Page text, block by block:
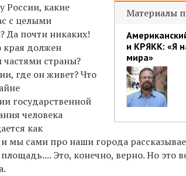
Материалы
и КРЯКК: «Я
мира»
России, какие
с целыми
Да почти никаких!
края должен
частями страны?
где он живет? Что
государственной
человека
как
и мы сами про наши города
Это, конечно, верно. Но это